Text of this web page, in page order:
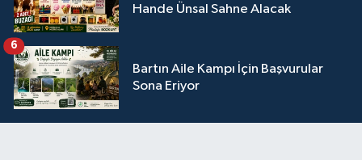
Hande Ünsal Sahne Alacak
Bartın Aile Kampı İçin Başvurular
Sona Eriyor
6